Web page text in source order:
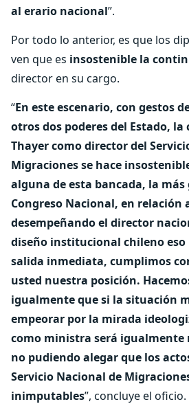
al erario nacional”.
Por todo lo anterior, es que los
ven que es insostenible la
director en su cargo.
“En este escenario, con gestos
otros dos poderes del Estado,
Thayer como director del
Migraciones se hace
alguna de esta bancada, la más
Congreso Nacional, en relación
desempeñando el director
diseño institucional chileno
salida inmediata, cumplimos
usted nuestra posición.
igualmente que si la situación
empeorar por la mirada
como ministra será igualmente
no pudiendo alegar que los
Servicio Nacional de
inimputables”, concluye el oficio.